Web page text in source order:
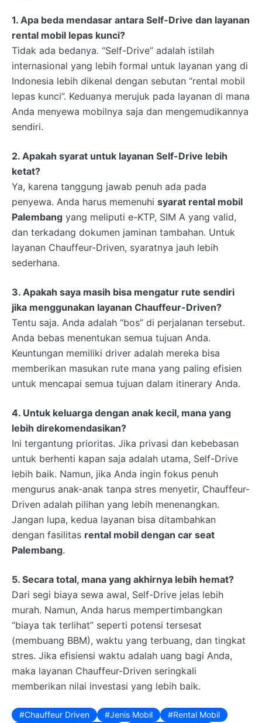
1. Apa beda mendasar antara Self-Drive dan layanan
rental mobil lepas kunci?
Tidak ada bedanya. “Self-Drive” adalah istilah
internasional yang lebih formal untuk layanan yang di
Indonesia lebih dikenal dengan sebutan “rental mobil
lepas kunci”. Keduanya merujuk pada layanan di mana
Anda menyewa mobilnya saja dan mengemudikannya
sendiri.
2. Apakah syarat untuk layanan Self-Drive lebih
ketat?
Ya, karena tanggung jawab penuh ada pada
penyewa. Anda harus memenuhi syarat rental mobil
Palembang yang meliputi e-KTP, SIM A yang valid,
dan terkadang dokumen jaminan tambahan. Untuk
layanan Chauffeur-Driven, syaratnya jauh lebih
sederhana.
3. Apakah saya masih bisa mengatur rute sendiri
jika menggunakan layanan Chauffeur-Driven?
Tentu saja. Anda adalah “bos” di perjalanan tersebut.
Anda bebas menentukan semua tujuan Anda.
Keuntungan memiliki driver adalah mereka bisa
memberikan masukan rute mana yang paling efisien
untuk mencapai semua tujuan dalam itinerary Anda.
4. Untuk keluarga dengan anak kecil, mana yang
lebih direkomendasikan?
Ini tergantung prioritas. Jika privasi dan kebebasan
untuk berhenti kapan saja adalah utama, Self-Drive
lebih baik. Namun, jika Anda ingin fokus penuh
mengurus anak-anak tanpa stres menyetir, Chauffeur-
Driven adalah pilihan yang lebih menenangkan.
Jangan lupa, kedua layanan bisa ditambahkan
dengan fasilitas rental mobil dengan car seat
Palembang.
5. Secara total, mana yang akhirnya lebih hemat?
Dari segi biaya sewa awal, Self-Drive jelas lebih
murah. Namun, Anda harus mempertimbangkan
“biaya tak terlihat” seperti potensi tersesat
(membuang BBM), waktu yang terbuang, dan tingkat
stres. Jika efisiensi waktu adalah uang bagi Anda,
maka layanan Chauffeur-Driven seringkali
memberikan nilai investasi yang lebih baik.
Chauffeur Driven Jenis Mobil Rental Mobil